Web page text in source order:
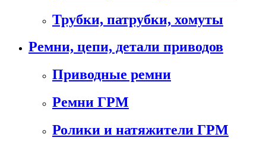
Трубки, патрубки, хомуты
Ремни, цепи, детали приводов
Приводные ремни
Ремни ГРМ
Ролики и натяжители ГРМ